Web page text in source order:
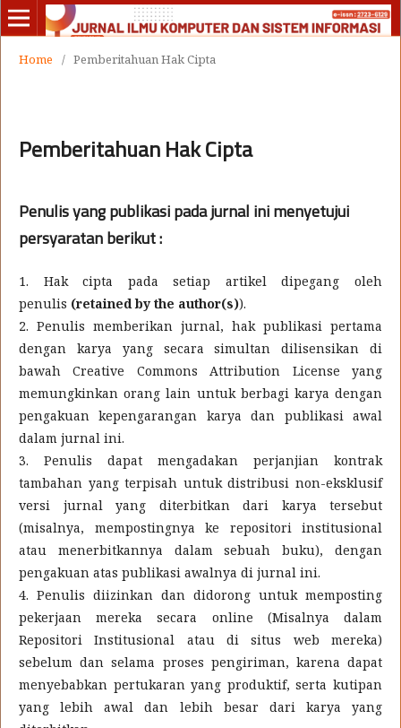
Home / Pemberitahuan Hak Cipta
Pemberitahuan Hak Cipta
Penulis yang publikasi pada jurnal ini menyetujui
persyaratan berikut :
1. Hak cipta pada setiap artikel dipegang oleh
penulis (retained by the author(s)).
2. Penulis memberikan jurnal, hak publikasi pertama
dengan karya yang secara simultan dilisensikan di
bawah Creative Commons Attribution License yang
memungkinkan orang lain untuk berbagi karya dengan
pengakuan kepengarangan karya dan publikasi awal
dalam jurnal ini.
3. Penulis dapat mengadakan perjanjian kontrak
tambahan yang terpisah untuk distribusi non-eksklusif
versi jurnal yang diterbitkan dari karya tersebut
(misalnya, mempostingnya ke repositori institusional
atau menerbitkannya dalam sebuah buku), dengan
pengakuan atas publikasi awalnya di jurnal ini.
4. Penulis diizinkan dan didorong untuk memposting
pekerjaan mereka secara online (Misalnya dalam
Repositori Institusional atau di situs web mereka)
sebelum dan selama proses pengiriman, karena dapat
menyebabkan pertukaran yang produktif, serta kutipan
yang lebih awal dan lebih besar dari karya yang